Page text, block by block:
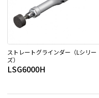
ストレートグラインダー（Lシリー
ズ）
LSG6000H